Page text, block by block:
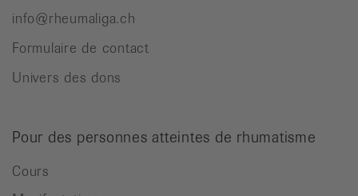
info@rheumaliga.ch
Formulaire de contact
Univers des dons
Pour des personnes atteintes de rhumatisme
Cours